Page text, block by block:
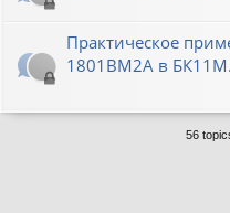
Практическое
1801ВМ2А в БК11М.
56